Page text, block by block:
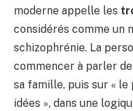
moderne appelle les
considérés comme un
schizophrénie. La
commencer à parler
sa famille, puis sur «
idées », dans une